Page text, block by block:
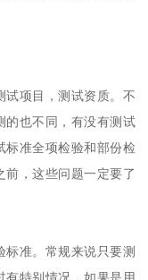
试项目，测试资质。不
的也不同，有没有测试
标准全项检验和部份检
前，这些问题一定要了
准。常规来说只要测
有特别情况，如果是用